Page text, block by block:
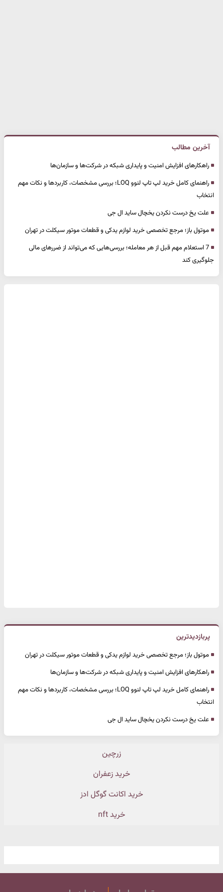
آخرین مطالب
راهکارهای افزایش امنیت و پایداری شبکه در شرکت‌ها و سازمان‌ها
راهنمای کامل خرید لپ تاپ لنوو LOQ؛ بررسی مشخصات، کاربردها و نکات مهم
انتخاب
علت یخ درست نکردن یخچال ساید ال جی
موتول باز؛ مرجع تخصصی خرید لوازم یدکی و قطعات موتور سیکلت در تهران
7 استعلام مهم قبل از هر معامله؛ بررسی‌هایی که می‌تواند از ضررهای مالی
جلوگیری کند
پربازدیدترین
موتول باز؛ مرجع تخصصی خرید لوازم یدکی و قطعات موتور سیکلت در تهران
راهکارهای افزایش امنیت و پایداری شبکه در شرکت‌ها و سازمان‌ها
راهنمای کامل خرید لپ تاپ لنوو LOQ؛ بررسی مشخصات، کاربردها و نکات مهم
انتخاب
علت یخ درست نکردن یخچال ساید ال جی
زرچین
خرید زعفران
خرید اکانت گوگل ادز
خرید nft